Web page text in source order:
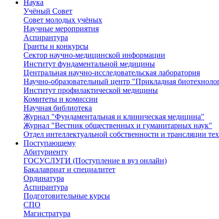
Наука
Учёный Cовет
Совет молодых учёных
Научные мероприятия
Аспирантура
Гранты и конкурсы
Сектор научно-медицинской информации
Институт фундаментальной медицины
Центральная научно-исследовательская лаборатория
Научно-образовательный центр "Прикладная
Институт профилактической медицины
Комитеты и комиссии
Научная библиотека
Журнал "Фундаментальная и клиническая медицина"
Журнал "Вестник общественных и гуманитарных наук"
Отдел интеллектуальной собственности и трансляции
Поступающему
Абитуриенту
ГОСУСЛУГИ (Поступление в вуз онлайн)
Бакалавриат и специалитет
Ординатура
Аспирантура
Подготовительные курсы
СПО
Магистратура